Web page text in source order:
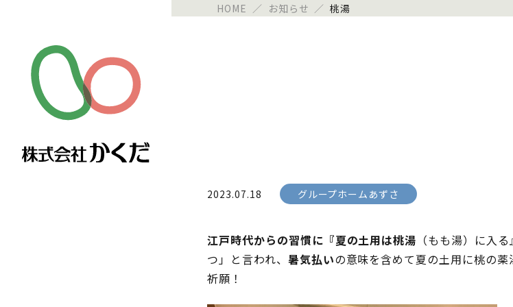
HOME ／ お知らせ ／桃湯
2023.07.18 グループホームあずさ
江戸時代からの習慣に『夏の土用は桃湯 （もも湯）に入
つ」と言われ、 暑気払いの意味を含めて夏の土用に桃の
祈願！